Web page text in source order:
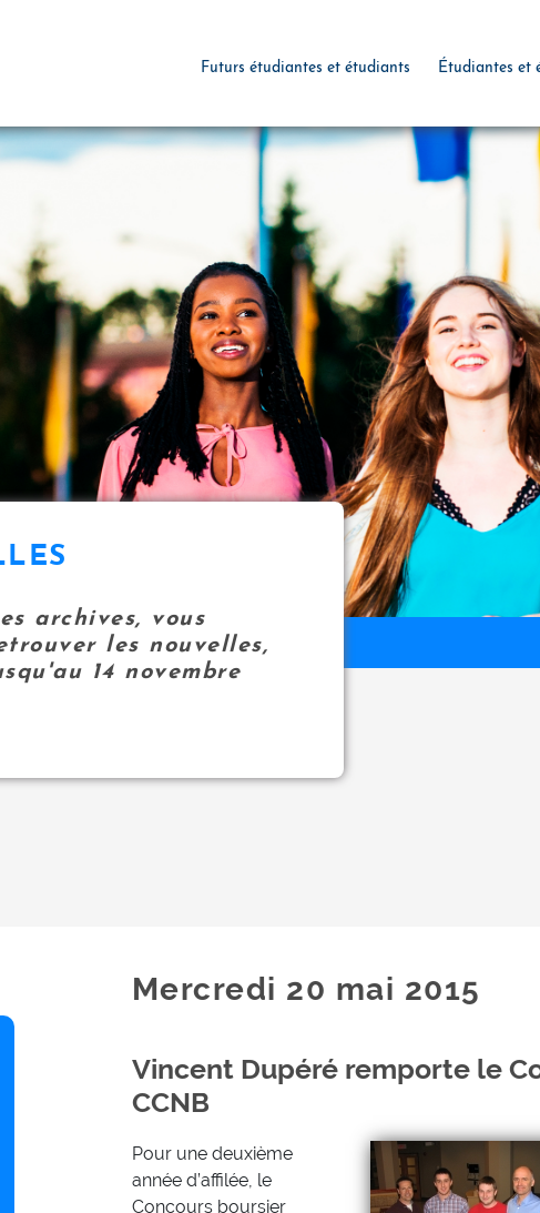
Futurs étudiantes et étudiants Étudiantes et
archives, vous
les nouvelles,
14 novembre
Mercredi 20 mai 2015
Vincent Dupéré remporte le
CCNB
Pour une deuxième
année d’affilée, le
Concours boursier